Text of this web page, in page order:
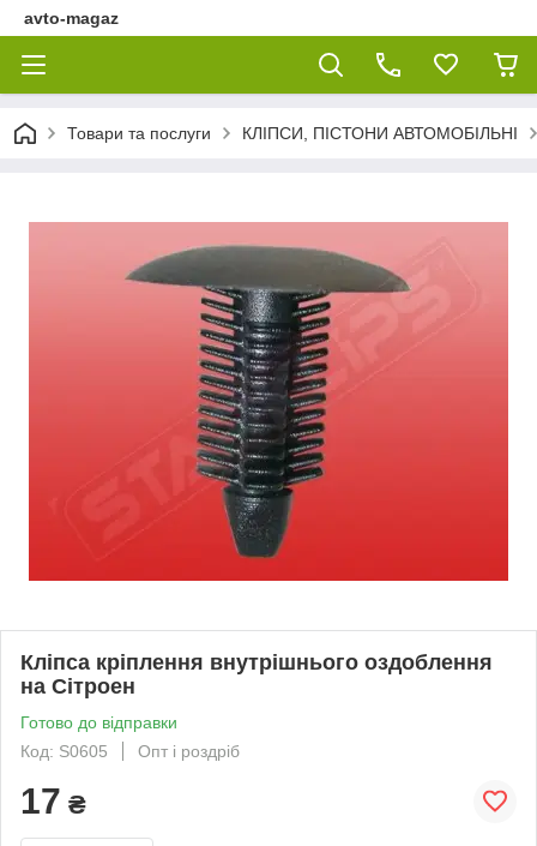
avto-magaz
Товари та послуги КЛІПСИ, ПІСТОНИ АВТОМОБІЛЬНІ
Кліпса кріплення внутрішнього оздоблення
на Сітроен
Готово до відправки
Код: S0605
Опт і роздріб
17 ₴